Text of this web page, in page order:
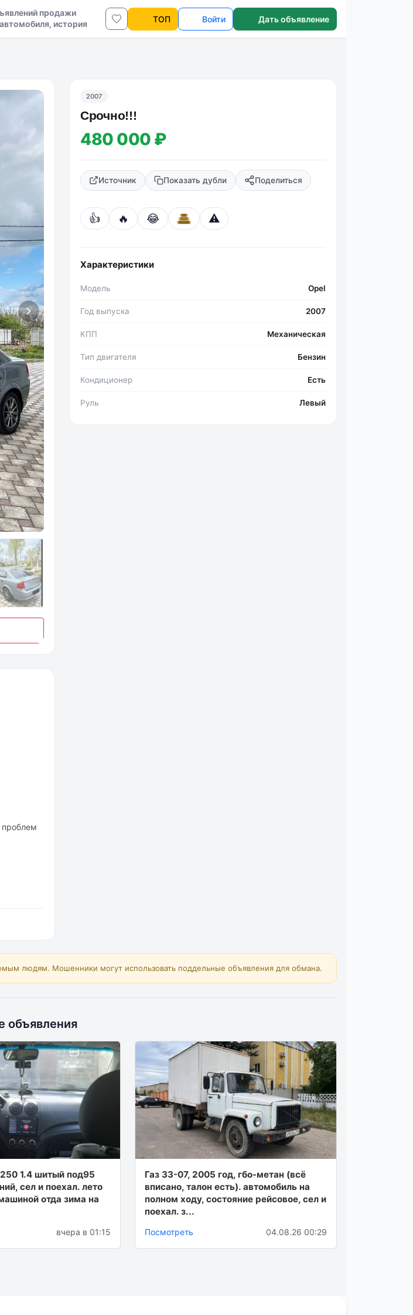
продажи
история
и ЛНР
ТОП Войти Дать объявление
2007
Срочно!!!
480 000 ₽
Источник Показать дубли Поделиться
👍 🔥 😂 ⚠️
Характеристики
Модель Opel
Год выпуска 2007
КПП Механическая
Тип двигателя Бензин
Кондиционер Есть
Руль Левый
людям. Мошенники могут использовать поддельные объявления для обмана.
объявления
1.4 шитый под95
сел и поехал. лето
отда зима на
вчера в 01:15
Газ 33-07, 2005 год, гбо-метан (всё
вписано, талон есть). автомобиль на
полном ходу, состояние рейсовое, сел и
поехал. з...
Посмотреть 04.08.26 00:29